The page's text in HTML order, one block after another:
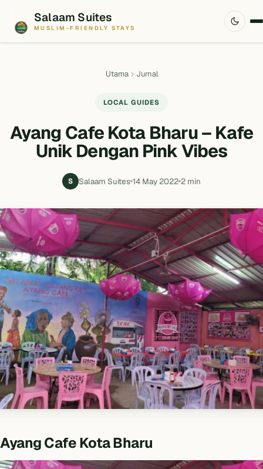
Salaam Suites
MUSLIM-FRIENDLY STAYS
Utama Jurnal
LOCAL GUIDES
Ayang Cafe Kota Bharu – Kafe
Unik Dengan Pink Vibes
S Salaam Suites 14 May 2022 2 min
Ayang Cafe Kota Bharu